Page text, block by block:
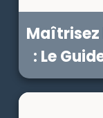
Maîtrisez
: Le